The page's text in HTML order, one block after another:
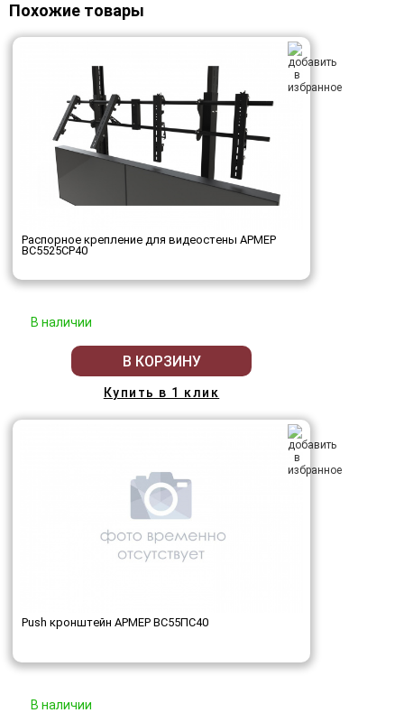
Похожие товары
Распорное крепление для видеостены АРМЕР
ВС5525СР40
В наличии
В КОРЗИНУ
Купить в 1 клик
Push кронштейн АРМЕР ВС55ПС40
В наличии